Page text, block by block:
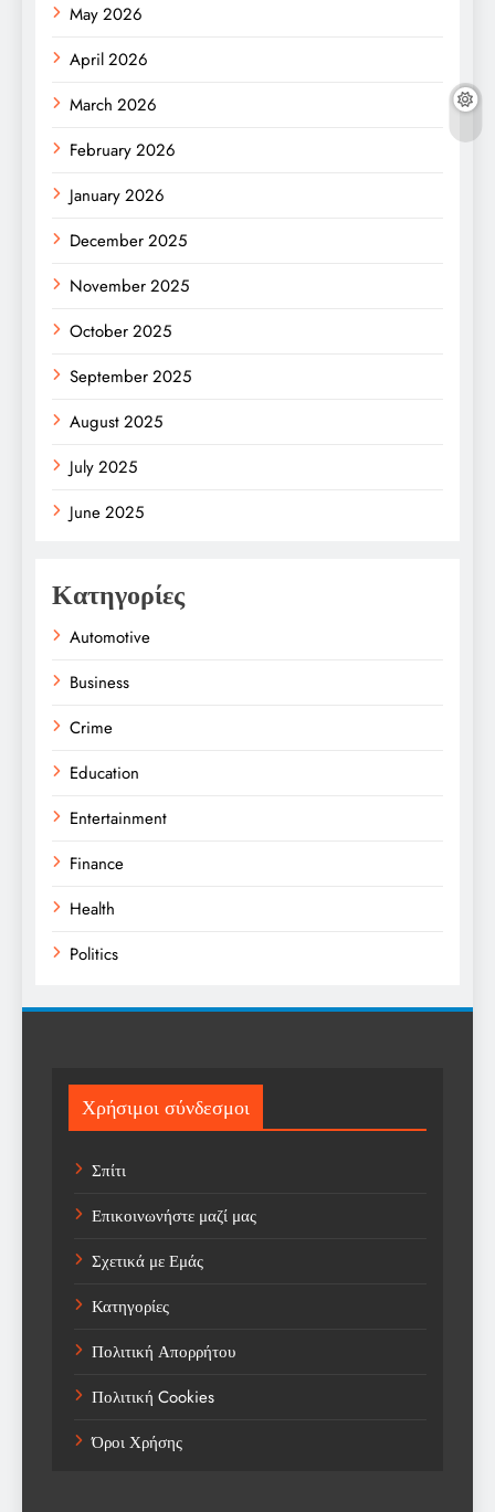
May 2026
April 2026
March 2026
February 2026
January 2026
December 2025
November 2025
October 2025
September 2025
August 2025
July 2025
June 2025
Κατηγορίες
Automotive
Business
Crime
Education
Entertainment
Finance
Health
Politics
Sport
Sports
Technology
Trending
Weather
Αγορά
Αγορά Εργασίας
Αγροτικά Νέα
Αεροπορία
Χρήσιμοι σύνδεσμοι
Σπίτι
Επικοινωνήστε μαζί μας
Σχετικά με Εμάς
Κατηγορίες
Πολιτική Απορρήτου
Πολιτική Cookies
Όροι Χρήσης